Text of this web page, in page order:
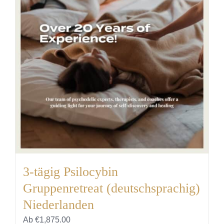
auf.
Die
Optionen
können
auf
der
Produktseite
gewählt
werden
3-tägig Psilocybin
Gruppenretreat (deutschsprachig)
Niederlanden
Ab €1,875.00